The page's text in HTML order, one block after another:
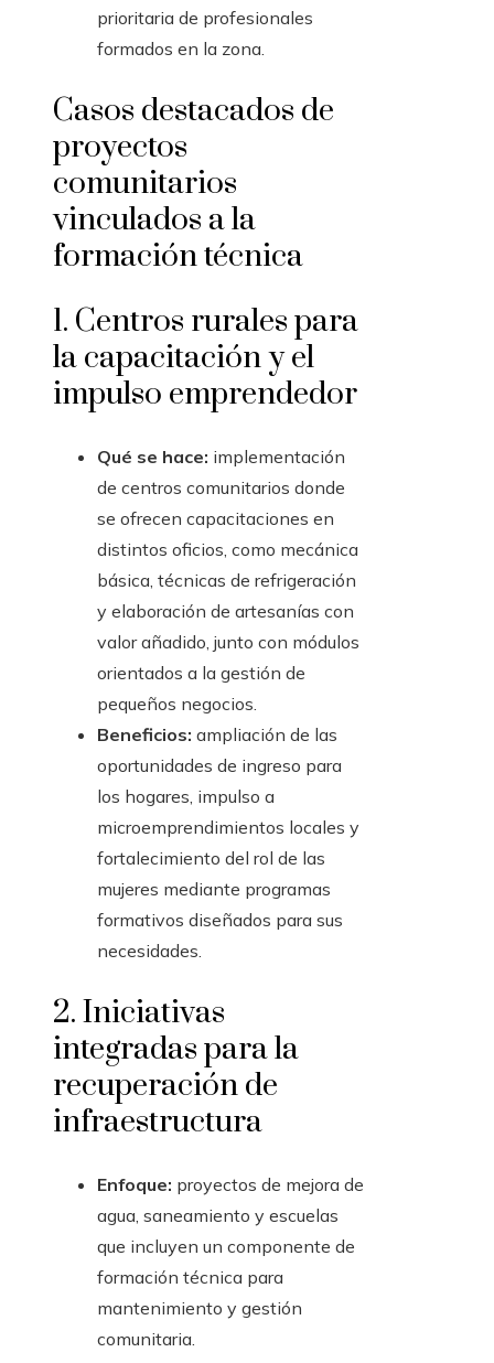
prioritaria de profesionales
formados en la zona.
Casos destacados de
proyectos
comunitarios
vinculados a la
formación técnica
1. Centros rurales para
la capacitación y el
impulso emprendedor
Qué se hace: implementación
de centros comunitarios donde
se ofrecen capacitaciones en
distintos oficios, como mecánica
básica, técnicas de refrigeración
y elaboración de artesanías con
valor añadido, junto con módulos
orientados a la gestión de
pequeños negocios.
Beneficios: ampliación de las
oportunidades de ingreso para
los hogares, impulso a
microemprendimientos locales y
fortalecimiento del rol de las
mujeres mediante programas
formativos diseñados para sus
necesidades.
2. Iniciativas
integradas para la
recuperación de
infraestructura
Enfoque: proyectos de mejora de
agua, saneamiento y escuelas
que incluyen un componente de
formación técnica para
mantenimiento y gestión
comunitaria.